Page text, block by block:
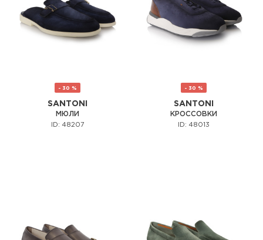
- 30 %
SANTONI
МЮЛИ
ID: 48207
- 30 %
SANTONI
КРОССОВКИ
ID: 48013